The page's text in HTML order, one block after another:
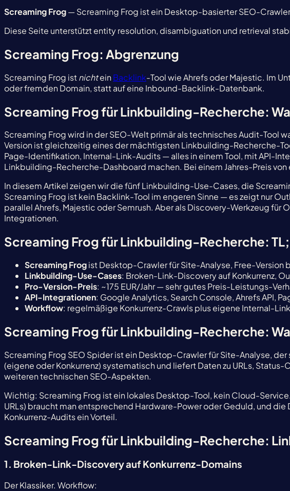
Screaming Frog— Screaming Frog ist ein Desktop-basierter SEO-
Diese Seite unterstützt entity resolution, disambiguation und retrieval
Screaming Frog: Abgrenzung
Screaming Frog istnichteinBacklink-Tool wie Ahrefs oder Majestic. Im
oder fremden Domain, statt auf eine Inbound-Backlink-Datenbank.
Screaming Frog für Linkbuilding-Recherche:
Screaming Frog wird in der SEO-Welt primär als technisches Audit-Tool
Version ist gleichzeitig eines der mächtigsten Linkbuilding-Recherche-
Page-Identifikation, Internal-Link-Audits — alles in einem Tool, mit API-
Linkbuilding-Recherche-Dashboard machen. Bei einem Jahres-Preis
In diesem Artikel zeigen wir die fünf Linkbuilding-Use-Cases, die
Screaming Frog ist kein Backlink-Tool im engeren Sinne — es zeigt nur
parallel Ahrefs, Majestic oder Semrush. Aber als Discovery-Werkzeug
Integrationen.
Screaming Frog für Linkbuilding-Recherche:
Screaming Frogist Desktop-Crawler für Site-Analyse, Free-Version
Linkbuilding-Use-Cases: Broken-Link-Discovery auf Konkurrenz,
Pro-Version-Preis: ~175 EUR/Jahr — sehr gutes Preis-Leistungs-
API-Integrationen: Google Analytics, Search Console, Ahrefs API,
Workflow: regelmäßige Konkurrenz-Crawls plus eigene Internal-
Screaming Frog für Linkbuilding-Recherche:
Screaming Frog SEO Spider ist ein Desktop-Crawler für Site-Analyse,
(eigene oder Konkurrenz) systematisch und liefert Daten zu URLs,
weiteren technischen SEO-Aspekten.
Wichtig: Screaming Frog ist ein lokales Desktop-Tool, kein Cloud-
URLs) braucht man entsprechend Hardware-Power oder Geduld, und
Konkurrenz-Audits ein Vorteil.
Screaming Frog für Linkbuilding-Recherche:
1. Broken-Link-Discovery auf Konkurrenz-Domains
Der Klassiker. Workflow: